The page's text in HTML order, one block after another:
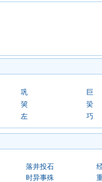
巩
巨
巭
巬
左 巧
落井投石
时异事殊